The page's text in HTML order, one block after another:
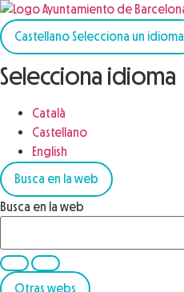
Castellano Selecciona un idioma
Selecciona idioma
Català
Castellano
English
Busca en la web
Busca en la web
Otras webs